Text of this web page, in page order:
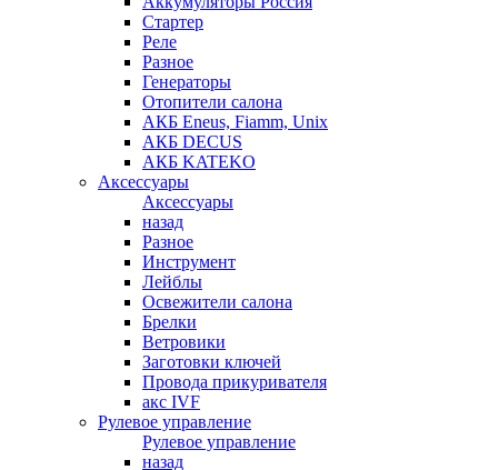
Стартер
Реле
Разное
Генераторы
Отопители салона
АКБ Eneus, Fiamm, Unix
АКБ DECUS
АКБ KATEKO
Аксессуары
Аксессуары
назад
Разное
Инструмент
Лейблы
Освежители салона
Брелки
Ветровики
Заготовки ключей
Провода прикуривателя
акс IVF
Рулевое управление
Рулевое управление
назад